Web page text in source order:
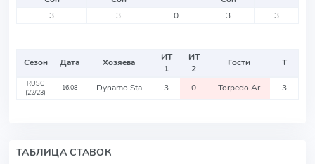
3
3 0 3 3
Сезон Дата Хозяева
ИТ
1
ИТ
2
Гости Т
RUSC
(22/23)
16.08 Dynamo Sta 3 0 Torpedo Ar 3
ТАБЛИЦА СТАВОК